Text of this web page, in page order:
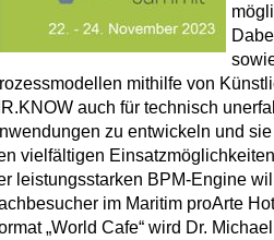
mithilfe von
auch für technisch
zu entwickeln und
vielfältigen
leistungsstarken BPM-Engine
im Maritim proArte
„World Cafe“ wird Dr.